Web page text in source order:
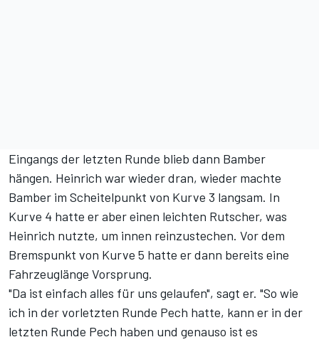
Eingangs der letzten Runde blieb dann Bamber
hängen. Heinrich war wieder dran, wieder machte
Bamber im Scheitelpunkt von Kurve 3 langsam. In
Kurve 4 hatte er aber einen leichten Rutscher, was
Heinrich nutzte, um innen reinzustechen. Vor dem
Bremspunkt von Kurve 5 hatte er dann bereits eine
Fahrzeuglänge Vorsprung.
"Da ist einfach alles für uns gelaufen", sagt er. "So wie
ich in der vorletzten Runde Pech hatte, kann er in der
letzten Runde Pech haben und genauso ist es